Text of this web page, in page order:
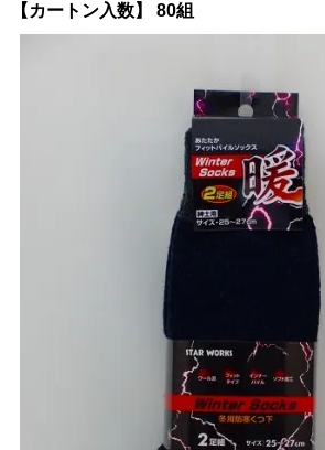
【カートン入数】 80組